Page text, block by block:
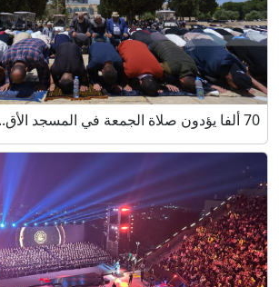
70 ألفا يؤدون صلاة الجمعة في المسجد الأق...